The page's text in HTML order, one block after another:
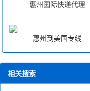
惠州国际快递代理
惠州到美国专线
相关搜索